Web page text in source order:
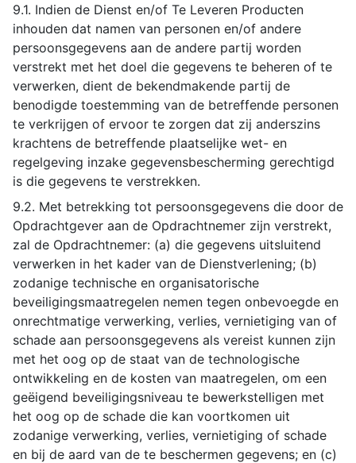
9.1. Indien de Dienst en/of Te Leveren Producten
inhouden dat namen van personen en/of andere
persoonsgegevens aan de andere partij worden
verstrekt met het doel die gegevens te beheren of te
verwerken, dient de bekendmakende partij de
benodigde toestemming van de betreffende personen
te verkrijgen of ervoor te zorgen dat zij anderszins
krachtens de betreffende plaatselijke wet- en
regelgeving inzake gegevensbescherming gerechtigd
is die gegevens te verstrekken.
9.2. Met betrekking tot persoonsgegevens die door de
Opdrachtgever aan de Opdrachtnemer zijn verstrekt,
zal de Opdrachtnemer: (a) die gegevens uitsluitend
verwerken in het kader van de Dienstverlening; (b)
zodanige technische en organisatorische
beveiligingsmaatregelen nemen tegen onbevoegde en
onrechtmatige verwerking, verlies, vernietiging van of
schade aan persoonsgegevens als vereist kunnen zijn
met het oog op de staat van de technologische
ontwikkeling en de kosten van maatregelen, om een
geëigend beveiligingsniveau te bewerkstelligen met
het oog op de schade die kan voortkomen uit
zodanige verwerking, verlies, vernietiging of schade
en bij de aard van de te beschermen gegevens; en (c)